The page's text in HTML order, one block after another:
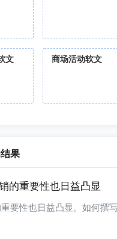
文 商场活动软文
果
的重要性也日益凸显
要性也日益凸显。如何